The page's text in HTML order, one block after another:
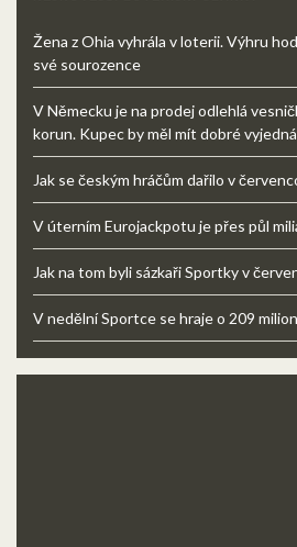
Žena z Ohia vyhrála v loterii. Výhru
své sourozence
V Německu je na prodej odlehlá
korun. Kupec by měl mít dobré
Jak se českým hráčům dařilo v
V úterním Eurojackpotu je přes půl
Jak na tom byli sázkaři Sportky v
V nedělní Sportce se hraje o 209